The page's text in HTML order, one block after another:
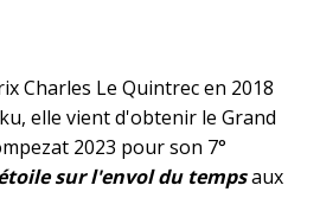
Charles Le Quintrec en 2018
elle vient d'obtenir le Grand
2023 pour son 7°
sur l'envol du tempsaux